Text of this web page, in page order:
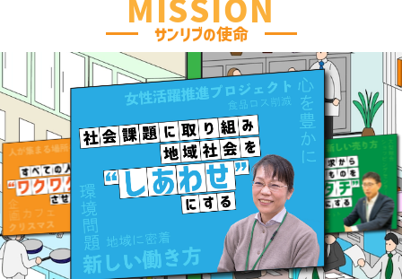
MISSION
サンリブの使命